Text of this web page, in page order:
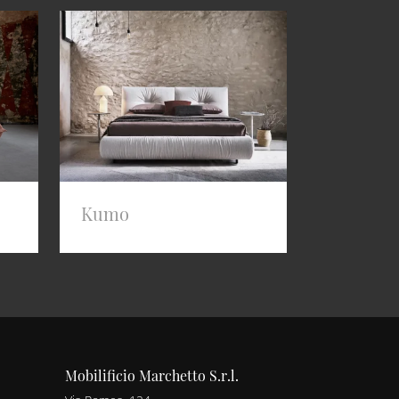
Kumo
Mobilificio Marchetto S.r.l.